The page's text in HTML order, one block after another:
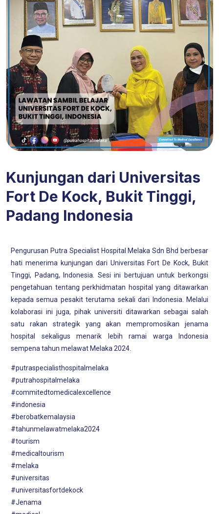
Kunjungan dari Universitas
Fort De Kock, Bukit Tinggi,
Padang Indonesia
Pengurusan Putra Specialist Hospital Melaka Sdn Bhd berbesar
hati menerima kunjungan dari Universitas Fort De Kock, Bukit
Tinggi, Padang, Indonesia. Sesi ini bertujuan untuk berkongsi
pengetahuan tentang perkhidmatan hospital yang ditawarkan
kepada semua pesakit terutama sekali dari Indonesia. Melalui
kolaborasi ini juga, pihak universiti ditawarkan sebagai salah
satu rakan strategik yang akan mempromosikan jenama
hospital sekaligus menarik lebih ramai warga Indonesia
sempena tahun melawat Melaka 2024.
#putraspecialisthospitalmelaka
#putrahospitalmelaka
#commitedtomedicalexcellence
#indonesia
#berobatkemalaysia
#tahunmelawatmelaka2024
#tourism
#medicaltourism
#melaka
#universitas
#universitasfortdekock
#Jenama